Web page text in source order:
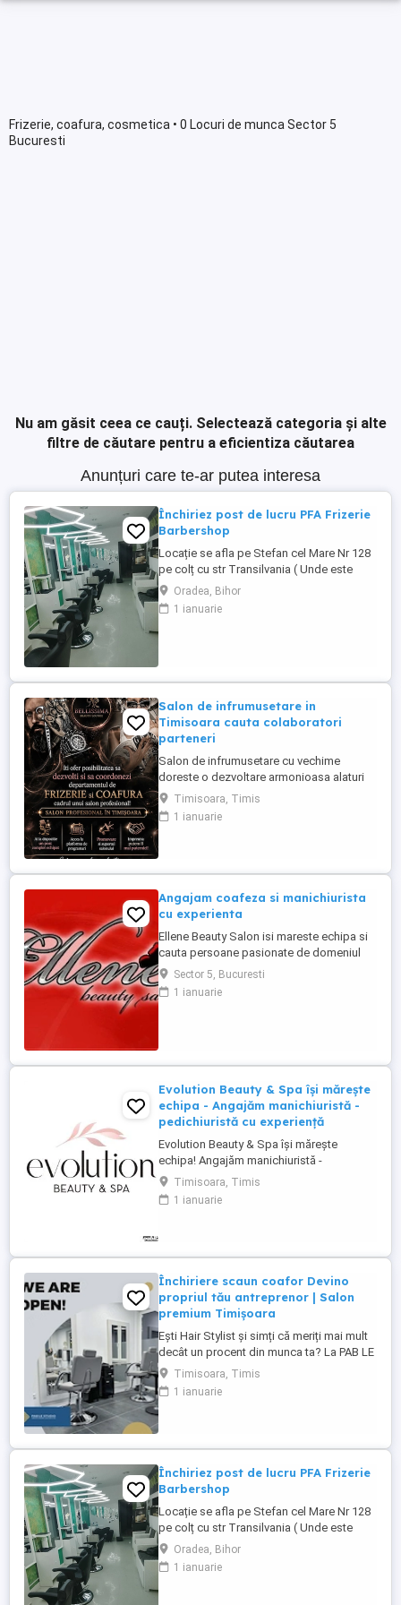
Frizerie, coafura, cosmetica • 0 Locuri de munca Sector 5
Bucuresti
Nu am găsit ceea ce cauți. Selectează categoria și alte
filtre de căutare pentru a eficientiza căutarea
Anunțuri care te-ar putea interesa
Închiriez post de lucru PFA Frizerie
Barbershop
Locație se afla pe Stefan cel Mare Nr 128
pe colț cu str Transilvania ( Unde este
banca Transilvania și asigurări ) într-o
zonă foarte circulata zona Rogerius
spațiul pote fi folosit și pentru manichiură,
Oradea, Bihor
1 ianuarie
Salon de infrumusetare in
Timisoara cauta colaboratori
parteneri
Salon de infrumusetare cu vechime
doreste o dezvoltare armonioasa alaturi
de parteneri profesionali si pasionati de
domeniul frumusetii!
Timisoara, Timis
1 ianuarie
Angajam coafeza si manichiurista
cu experienta
Ellene Beauty Salon isi mareste echipa si
cauta persoane pasionate de domeniul
beauty pentru posturile de coafeza si
manichiurista. Oferim contract individual
de munca. Program 6 ore pe zi sau o zi cu
Sector 5, Bucuresti
1 ianuarie
Evolution Beauty & Spa își mărește
echipa - Angajăm manichiuristă -
pedichiuristă cu experiență
Evolution Beauty & Spa își mărește
echipa! Angajăm manichiuristă -
pedichiuristă cu experiență Căutăm o
persoană serioasă, atentă la detalii, cu
experiență în manichiură pedichiură
de clienți formată - program stabil ...
Timisoara, Timis
1 ianuarie
Închiriere scaun coafor Devino
propriul tău antreprenor | Salon
premium Timișoara
Ești Hair Stylist și simți că meriți mai mult
decât un procent din munca ta? La PAB LE
Studio îți oferim mai mult decât un scaun
de închiriat. Îți oferim oportunitatea de a-ți
construi propriul brand, de a-ți dezvolta
unele dintre ...
Timisoara, Timis
1 ianuarie
Închiriez post de lucru PFA Frizerie
Barbershop
Locație se afla pe Stefan cel Mare Nr 128
pe colț cu str Transilvania ( Unde este
banca Transilvania și asigurări ) într-o
zonă foarte circulata zona Rogerius
spațiul pote fi folosit și pentru manichiură,
Oradea, Bihor
1 ianuarie